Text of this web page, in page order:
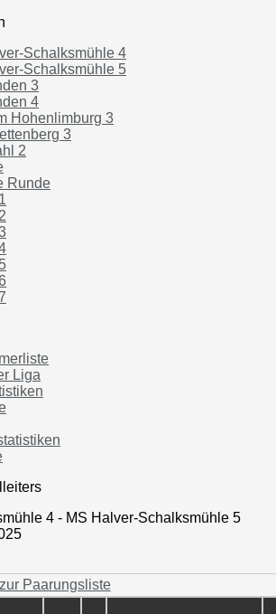
Schalksmühle 4
Schalksmühle 5
3
4
Hohenlimburg 3
3
2
Runde
Liga
4 - MS Halver-Schalksmühle 5